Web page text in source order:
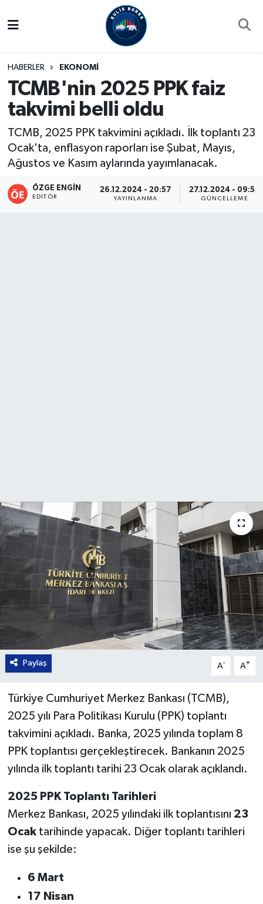
HABERLER EKONOMİ
TCMB'nin 2025 PPK faiz
takvimi belli oldu
TCMB, 2025 PPK takvimini açıkladı. İlk toplantı 23
Ocak'ta, enflasyon raporları ise Şubat, Mayıs,
Ağustos ve Kasım aylarında yayımlanacak.
ÖZGE ENGIN
EDITÖR
26.12.2024 - 20:57
YAYINLANMA
27.12.2024 - 09:55
GÜNCELLEME
Paylaş A- A+
Türkiye Cumhuriyet Merkez Bankası (TCMB),
2025 yılı Para Politikası Kurulu (PPK) toplantı
takvimini açıkladı. Banka, 2025 yılında toplam 8
PPK toplantısı gerçekleştirecek. Bankanın 2025
yılında ilk toplantı tarihi 23 Ocak olarak açıklandı.
2025 PPK Toplantı Tarihleri
Merkez Bankası, 2025 yılındaki ilk toplantısını 23
Ocaktarihinde yapacak. Diğer toplantı tarihleri
ise şu şekilde:
6 Mart
17 Nisan
Kulis Haber
Halka Arzlar
Ekonomi
Süper Lig Puan Durumu ve Fikstür
Tüm Manşetler
Son Dakika Haberleri
Haber Arşivi